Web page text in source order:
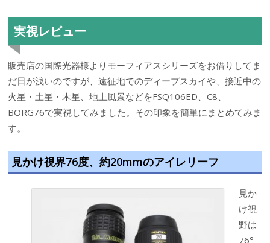
実視レビュー
販売店の国際光器様よりモーフィアスシリーズをお借りしてま
だ日が浅いのですが、遠征地でのディープスカイや、接近中の
火星・土星・木星、地上風景などをFSQ106ED、C8、
BORG76で実視してみました。その印象を簡単にまとめてみま
す。
見かけ視界76度、約20mmのアイレリーフ
見か
け視
野は
76°